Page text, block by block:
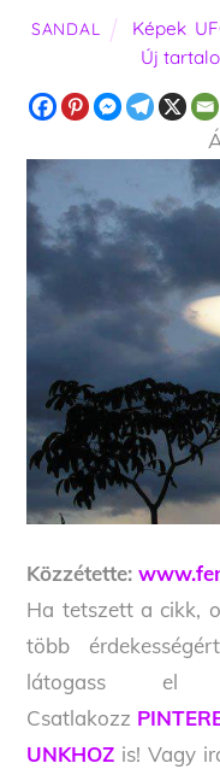
SANDAL Képek,
Új
Közzétette:
Ha tetszett a cikk,
több
látogass el
Csatlakozz
UNKHOZ is! Vagy